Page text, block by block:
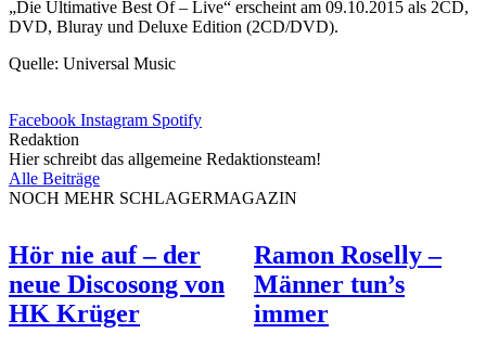
„Die Ultimative Best Of – Live“ erscheint am 09.10.2015 als 2CD,
DVD, Bluray und Deluxe Edition (2CD/DVD).
Quelle: Universal Music
Facebook Instagram Spotify
Redaktion
Hier schreibt das allgemeine Redaktionsteam!
Alle Beiträge
NOCH MEHR SCHLAGERMAGAZIN
Hör nie auf – der
neue Discosong von
HK Krüger
Ramon Roselly –
Männer tun’s
immer